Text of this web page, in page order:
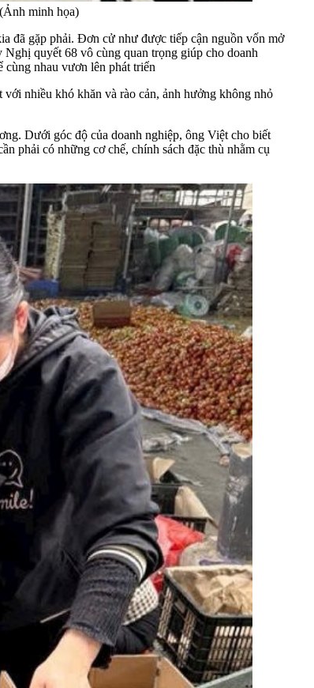
minh họa)
đã gặp phải. Đơn cử như được tiếp cận nguồn vốn mở
quyết 68 vô cùng quan trọng giúp cho doanh
cùng nhau vươn lên phát triển
nhiều khó khăn và rào cản, ảnh hưởng không nhỏ
Dưới góc độ của doanh nghiệp, ông Việt cho biết
phải có những cơ chế, chính sách đặc thù nhằm cụ